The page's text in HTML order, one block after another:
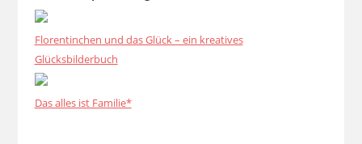
Florentinchen und das Glück – ein kreatives
Glücksbilderbuch
Das alles ist Familie*